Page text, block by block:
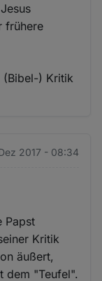
frühere
(Bibel-) Kritik
2017 - 08:34
Papst
Kritik
äußert,
dem "Teufel".